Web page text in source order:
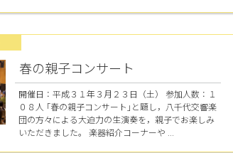
春の親子コンサート
開催日：平成３１年３月２３日（土） 参加人数：１
０８人 ｢春の親子コンサート｣と題し，八千代交響楽
団の方々による大迫力の生演奏を，親子でお楽しみ
いただきました。 楽器紹介コーナーや ...